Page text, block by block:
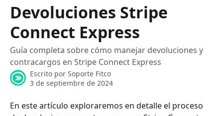
Devoluciones Stripe
Connect Express
Guía completa sobre cómo manejar devoluciones y
contracargos en Stripe Connect Express
Escrito por Soporte Fitco
3 de septiembre de 2024
En este artículo exploraremos en detalle el proceso